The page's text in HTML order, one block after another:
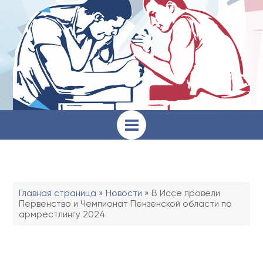
Главная страница » Новости » В Иссе провели
Первенство и Чемпионат Пензенской области по
армрестлингу 2024